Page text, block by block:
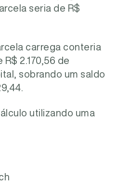
seria de R$
carrega conteria
2.170,56 de
sobrando um saldo
utilizando uma